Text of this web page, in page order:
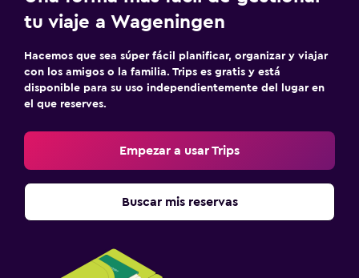
tu viaje a Wageningen
Hacemos que sea súper fácil planificar, organizar y viajar
con los amigos o la familia. Trips es gratis y está
disponible para su uso independientemente del lugar en
el que reserves.
Empezar a usar Trips
Buscar mis reservas